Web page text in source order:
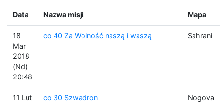
Data Nazwa misji Mapa
18
Mar
2018
(Nd)
20:48
co 40 Za Wolność naszą i waszą Sahrani
11 Lut
co 30 Szwadron Nogova